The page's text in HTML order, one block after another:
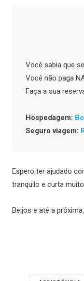
Você sabia que
Você não paga
Faça a sua
Hospedagem:
Seguro viagem:
Espero ter ajudado
tranquilo e curta
Beijos e até a próxima.